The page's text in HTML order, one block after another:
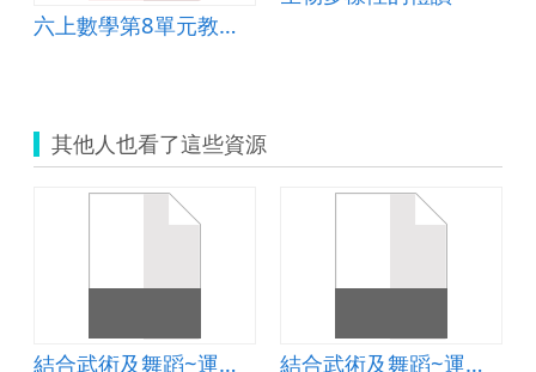
六上數學第8單元教案-圓與扇形的面積
其他人也看了這些資源
結合武術及舞蹈~運用資融入教學及評量 結合武術及舞蹈~運用資融入教學及評量